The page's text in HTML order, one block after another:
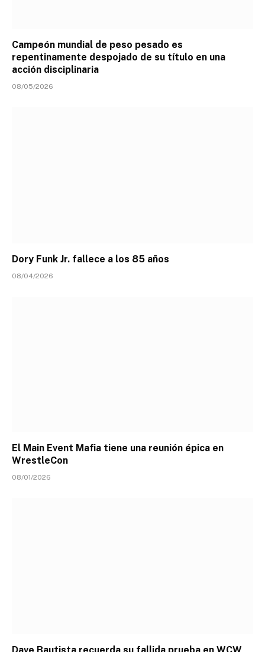
Campeón mundial de peso pesado es
repentinamente despojado de su título en una
acción disciplinaria
08/05/2026
Dory Funk Jr. fallece a los 85 años
08/04/2026
El Main Event Mafia tiene una reunión épica en
WrestleCon
08/01/2026
Dave Bautista recuerda su fallida prueba en WCW